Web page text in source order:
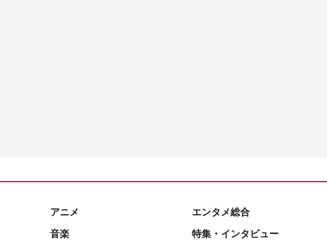
アニメ
音楽
エンタメ総合
特集・インタビュー